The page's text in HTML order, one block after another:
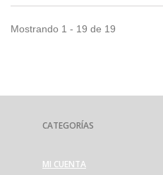
Mostrando 1 - 19 de 19
CATEGORÍAS
MI CUENTA